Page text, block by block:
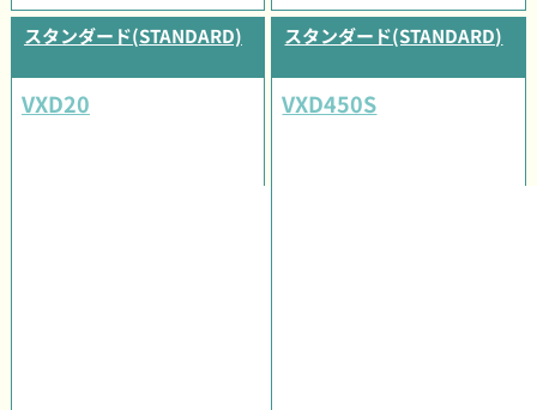
スタンダード(STANDARD)
VXD20
スタンダード(STANDARD)
VXD450S